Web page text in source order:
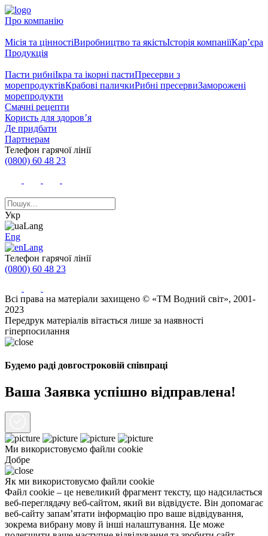
Про компанію
Місія та цінностіВиробництво та якістьІсторія компаніїКар’єра
Продукція
Пасти рибніІкра та ікорні пастиПресерви з
морепродуктівКрабові паличкиРибні пресервиЗаморожені
морепродукти
Смачні рецепти
Користь для здоров’я
Де придбати
Партнерам
Телефон гарячої лінії
(0800) 60 48 23
Укр
Eng
Телефон гарячої лінії
(0800) 60 48 23
Всі права на матеріали захищено © «ТМ Водний світ», 2001-
2023
Передрук матеріалів вітається лише за наявності
гіперпосилання
Будемо раді довгостроковій співпраці
Ваша Заявка успішно відправлена!
Ми використовуємо файли cookie
Добре
Як ми використовуємо файли cookie
Файл cookie – це невеликий фрагмент тексту, що надсилається
веб-переглядачу веб-сайтом, який ви відвідуєте. Він допомагає
веб-сайту запам’ятати інформацію про ваше відвідування,
зокрема вибрану мову й інші налаштування. Це може